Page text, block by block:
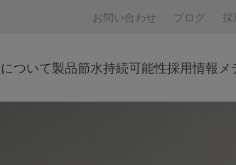
お問い合わせ ブログ 採
ついて製品節水持続可能性採用情報 メ